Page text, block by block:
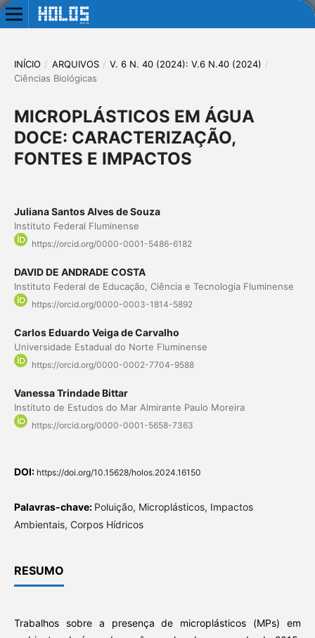
INÍCIO / ARQUIVOS / V. 6 N. 40 (2024): V.6 N.40 (2024) /
Ciências Biológicas
MICROPLÁSTICOS EM ÁGUA
DOCE: CARACTERIZAÇÃO,
FONTES E IMPACTOS
Juliana Santos Alves de Souza
Instituto Federal Fluminense
https://orcid.org/0000-0001-5486-6182
DAVID DE ANDRADE COSTA
Instituto Federal de Educação, Ciência e Tecnologia Fluminense
https://orcid.org/0000-0003-1814-5892
Carlos Eduardo Veiga de Carvalho
Universidade Estadual do Norte Fluminense
https://orcid.org/0000-0002-7704-9588
Vanessa Trindade Bittar
Instituto de Estudos do Mar Almirante Paulo Moreira
https://orcid.org/0000-0001-5658-7363
DOI: https://doi.org/10.15628/holos.2024.16150
Palavras-chave: Poluição, Microplásticos, Impactos
Ambientais, Corpos Hídricos
RESUMO
Trabalhos sobre a presença de microplásticos (MPs) em